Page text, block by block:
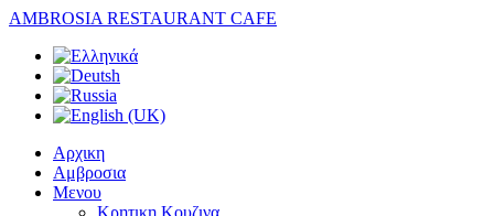
AMBROSIA RESTAURANT CAFE
Αρχικη
Αμβροσια
Μενου
Κρητικη Κουζινα